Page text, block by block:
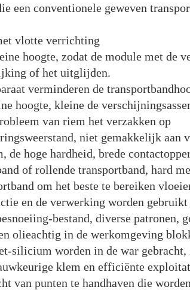
een conventionele geweven
vlotte verrichting
hoogte, zodat de module met de
of het uitglijden.
verminderen de
hoogte, kleine de
van riem het verzakken op
niet gemakkelijk aan
de hoge hardheid, brede
of rollende transportband, hard
om het beste te bereiken
en de verwerking worden gebruikt
bestand, diverse patronen,
olieachtig in de werkomgeving
silicium worden in de war gebracht,
klem en efficiënte
van punten te handhaven die